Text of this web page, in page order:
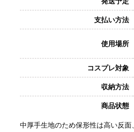
支払い方法
使用場所
コスプレ対象
収納方法
商品状態
中厚手生地のため保形性は高い反